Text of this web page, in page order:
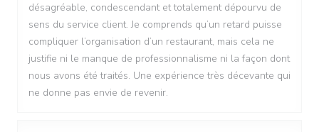
désagréable, condescendant et totalement dépourvu de
sens du service client. Je comprends qu’un retard puisse
compliquer l’organisation d’un restaurant, mais cela ne
justifie ni le manque de professionnalisme ni la façon dont
nous avons été traités. Une expérience très décevante qui
ne donne pas envie de revenir.